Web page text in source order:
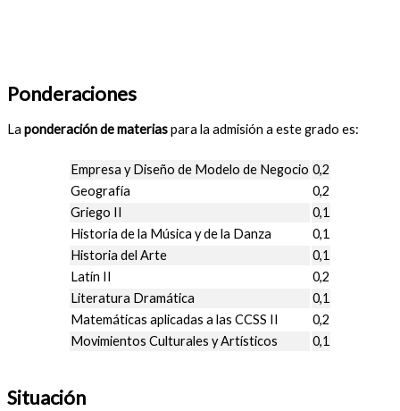
Ponderaciones
La ponderación de materiaspara la admisión a este grado es:
Empresa y Diseño de Modelo de Negocio 0,2
Geografía
0,2
Griego II
0,1
Historia de la Música y de la Danza
0,1
Historia del Arte
0,1
Latín II
0,2
Literatura Dramática
0,1
Matemáticas aplicadas a las CCSS II
0,2
Movimientos Culturales y Artísticos
0,1
Situación